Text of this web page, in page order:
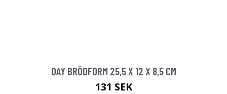
DAY BRÖDFORM 25,5 X 12 X 8,5 CM
131 SEK